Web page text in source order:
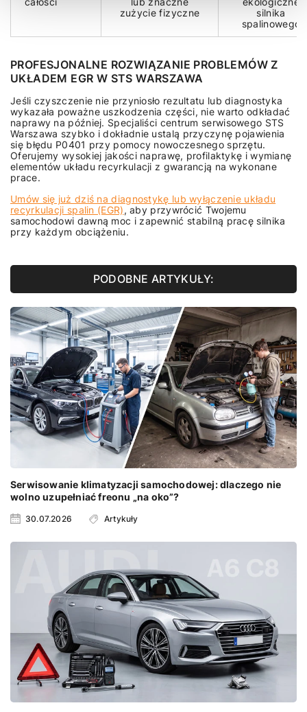
zużycie fizyczne
silnika
spalinowego
PROFESJONALNE ROZWIĄZANIE PROBLEMÓW Z
UKŁADEM EGR W STS WARSZAWA
Jeśli czyszczenie nie przyniosło rezultatu lub diagnostyka
wykazała poważne uszkodzenia części, nie warto odkładać
naprawy na później. Specjaliści centrum serwisowego STS
Warszawa szybko i dokładnie ustalą przyczynę pojawienia
się błędu P0401 przy pomocy nowoczesnego sprzętu.
Oferujemy wysokiej jakości naprawę, profilaktykę i wymianę
elementów układu recyrkulacji z gwarancją na wykonane
prace.
Umów się już dziś na diagnostykę lub wyłączenie układu
recyrkulacji spalin (EGR), aby przywrócić Twojemu
samochodowi dawną moc i zapewnić stabilną pracę silnika
przy każdym obciążeniu.
PODOBNE ARTYKUŁY:
Serwisowanie klimatyzacji samochodowej: dlaczego nie
wolno uzupełniać freonu „na oko”?
30.07.2026 Artykuły